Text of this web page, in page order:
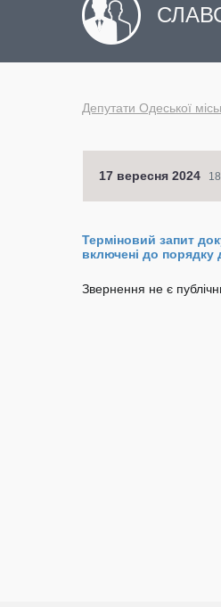
Депутати Одеської
17 вересня 2024
Терміновий запит
включені до порядку
Звернення не є